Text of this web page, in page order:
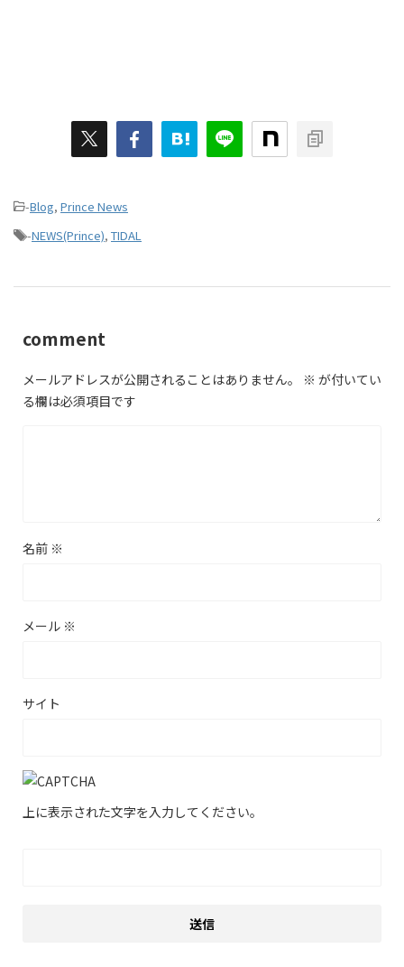
-Blog, Prince News
-NEWS(Prince), TIDAL
comment
メールアドレスが公開されることはありません。 ※ が付いてい
る欄は必須項目です
名前 ※
メール ※
サイト
上に表示された文字を入力してください。